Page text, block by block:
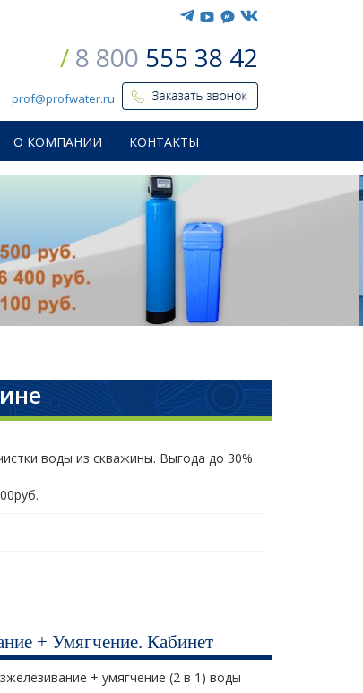
/ 8 800 555 38 42
prof@profwater.ru
О КОМПАНИИ КОНТАКТЫ
воды из скважины. Выгода до 30%
+ Умягчение. Кабинет
+ умягчение (2 в 1) воды